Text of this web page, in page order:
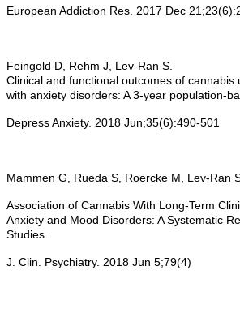
European Addiction Res. 2017 Dec
Feingold D, Rehm J, Lev-Ran S.
Clinical and functional outcomes of cannabis
with anxiety disorders: A 3-year population-
Depress Anxiety. 2018 Jun;35(6):490-501
Mammen G, Rueda S, Roercke M, Lev-Ran
Association of Cannabis With Long-Term
Anxiety and Mood Disorders: A Systematic
Studies.
J. Clin. Psychiatry. 2018 Jun 5;79(4)